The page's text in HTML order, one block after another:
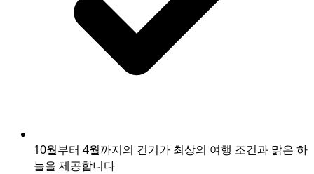
10월부터 4월까지의 건기가 최상의 여행 조건과 맑은 하
늘을 제공합니다